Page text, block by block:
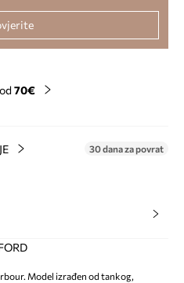
70€
30 dana za povrat
Model izrađen od tankog,